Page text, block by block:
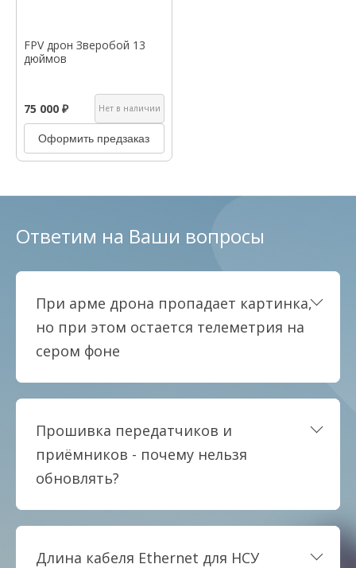
FPV дрон Зверобой 13
дюймов
75 000 ₽ Нет в наличии
Оформить предзаказ
Ответим на Ваши вопросы
При арме дрона пропадает картинка,
но при этом остается телеметрия на
сером фоне
Прошивка передатчиков и
приёмников - почему нельзя
обновлять?
Длина кабеля Ethernet для НСУ